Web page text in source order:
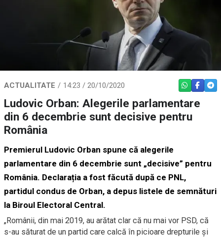
ACTUALITATE 14:23 / 20/10/2020 WHATSAPP
Ludovic Orban: Alegerile parlamentare
din 6 decembrie sunt decisive pentru
România
Premierul Ludovic Orban spune că alegerile
parlamentare din 6 decembrie sunt „decisive” pentru
România. Declarația a fost făcută după ce PNL,
partidul condus de Orban, a depus listele de semnături
la Biroul Electoral Central.
„Românii, din mai 2019, au arătat clar că nu mai vor PSD, că
s-au săturat de un partid care calcă în picioare drepturile şi